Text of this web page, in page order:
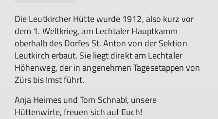
Die Leutkircher Hütte wurde 1912, also kurz vor
dem 1. Weltkrieg, am Lechtaler Hauptkamm
oberhalb des Dorfes St. Anton von der Sektion
Leutkirch erbaut. Sie liegt direkt am Lechtaler
Höhenweg, der in angenehmen Tagesetappen von
Zürs bis Imst führt.
Anja Heimes und Tom Schnabl, unsere
Hüttenwirte, freuen sich auf Euch!